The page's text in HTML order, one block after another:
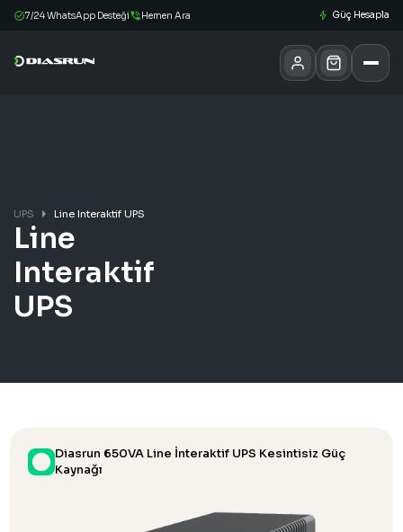
7/24 WhatsApp Desteği Hemen Ara Güç Hesapla
UPS Line Interaktif UPS
Line
Interaktif
UPS
Diasrun 650VA Line İnteraktif UPS Kesintisiz Güç
Kaynağı